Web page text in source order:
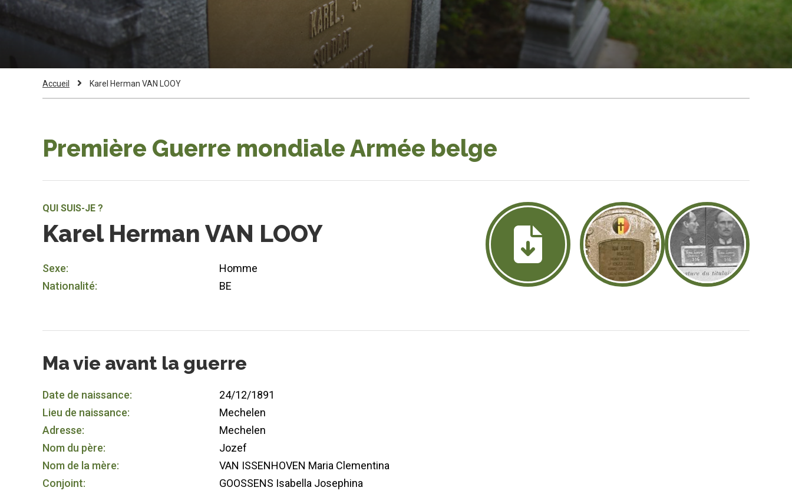
Fil
Accueil
Current
Karel Herman VAN LOOY
Première Guerre mondiale Armée belge
QUI SUIS-JE ?
Karel Herman VAN LOOY
Sexe:
Homme
Nationalité:
BE
Ma vie avant la guerre
Date de naissance:
24/12/1891
Lieu de naissance:
Mechelen
Adresse:
Mechelen
Nom du père:
Jozef
Nom de la mère:
VAN ISSENHOVEN Maria Clementina
Conjoint:
GOOSSENS Isabella Josephina